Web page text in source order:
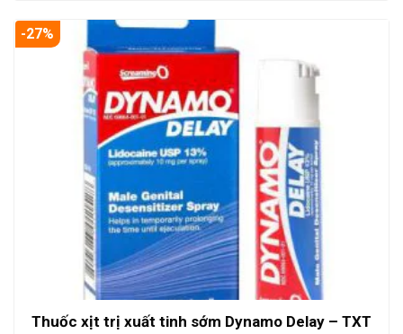
-27%
Thuốc xịt trị xuất tinh sớm Dynamo Delay – TXT